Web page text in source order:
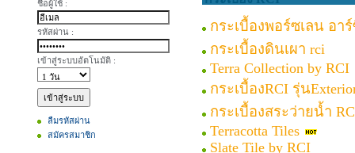
ชื่อผู้ใช้ :
รหัสผ่าน :
เข้าสู่ระบบอัตโนมัติ :
ลืมรหัสผ่าน
สมัครสมาชิก
กระเบื้องพอร์ซเลน อา
กระเบื้องดินเผา rci
Terra Collection by RCI
กระเบื้องRCI รุ่น
กระเบื้องสระว่ายน้ำ
Terracotta Tiles
Slate Tile by RCI